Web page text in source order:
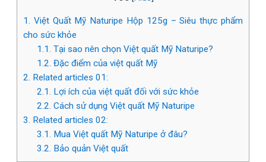
1. Việt Quất Mỹ Naturipe Hộp 125g – Siêu thực phẩm
cho sức khỏe
1.1. Tại sao nên chọn Việt quất Mỹ Naturipe?
1.2. Đặc điểm của việt quất Mỹ
2. Related articles 01:
2.1. Lợi ích của việt quất đối với sức khỏe
2.2. Cách sử dụng Việt quất Mỹ Naturipe
3. Related articles 02:
3.1. Mua Việt quất Mỹ Naturipe ở đâu?
3.2. Bảo quản Việt quất